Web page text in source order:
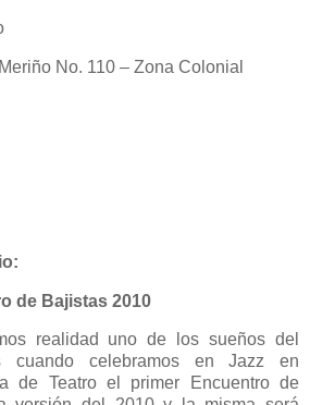
No. 110 – Zona Colonial
de Bajistas 2010
realidad uno de los sueños del
cuando celebramos en Jazz en
de Teatro el primer Encuentro de